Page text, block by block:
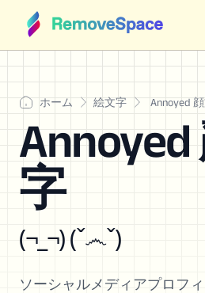
ホーム 絵文字 Annoyed
Annoyed
字
(¬_¬) (ˇ෴ˇ)
ソーシャルメディアプロフ